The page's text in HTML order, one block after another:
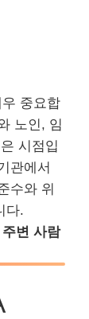
중요합
노인, 임
시점입
관에서
수와 위
다.
변 사람